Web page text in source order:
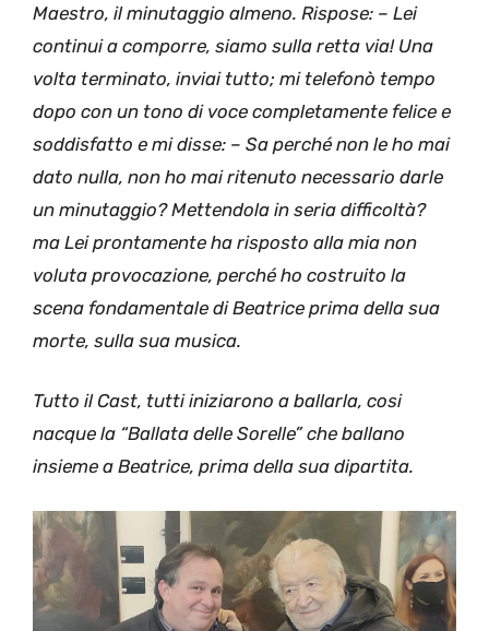
Maestro, il minutaggio almeno. Rispose: – Lei
continui a comporre, siamo sulla retta via! Una
volta terminato, inviai tutto; mi telefonò tempo
dopo con un tono di voce completamente felice e
soddisfatto e mi disse: – Sa perché non le ho mai
dato nulla, non ho mai ritenuto necessario darle
un minutaggio? Mettendola in seria difficoltà?
ma Lei prontamente ha risposto alla mia non
voluta provocazione, perché ho costruito la
scena fondamentale di Beatrice prima della sua
morte, sulla sua musica.
Tutto il Cast, tutti iniziarono a ballarla, cosi
nacque la “Ballata delle Sorelle” che ballano
insieme a Beatrice, prima della sua dipartita.